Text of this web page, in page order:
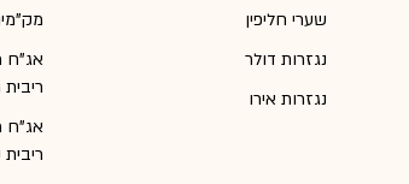
שערי חליפין
נגזרות דולר
נגזרות אירו
אג"ח
אג"ח